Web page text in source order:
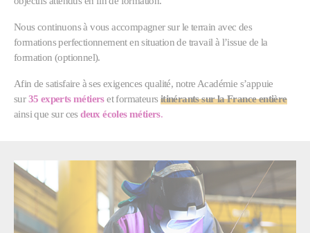
Nous continuons à vous accompagner sur le terrain avec des
formations perfectionnement en situation de travail à l’issue de la
formation (optionnel).
Afin de satisfaire à ses exigences qualité, notre Académie s’appuie
sur35 experts métiers et formateurs itinérants sur la France entière
ainsi que sur cesdeux écoles métiers.